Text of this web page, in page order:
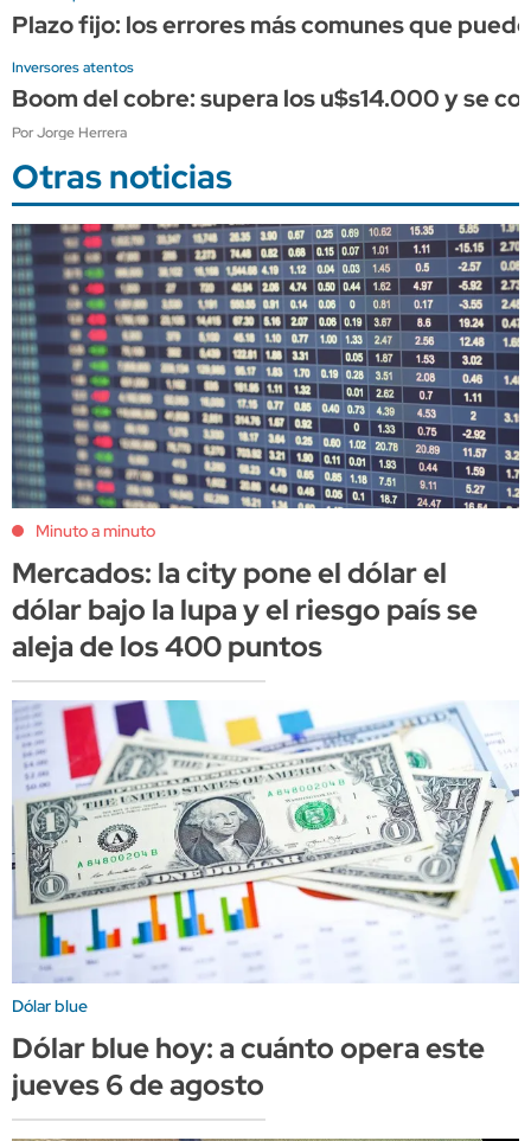
Plazo fijo: los errores más comunes que
Inversores atentos
Boom del cobre: supera los u$s14.000 y se
Por Jorge Herrera
Otras noticias
Minuto a minuto
Mercados: la city pone el dólar el
dólar bajo la lupa y el riesgo país se
aleja de los 400 puntos
Dólar blue
Dólar blue hoy: a cuánto opera este
jueves 6 de agosto